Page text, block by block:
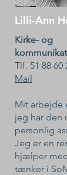
Lilli-Ann
Kirke- og
Tlf. ‭51 88 60
Mail
​Mit arbejde
jeg har den
personlig
Jeg er en
hjælper
tænker i